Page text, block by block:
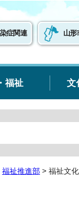
症関連 山形
福祉 文
福祉推進部 > 福祉文